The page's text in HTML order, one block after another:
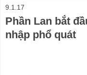
9.1.17
Phần Lan bắt
nhập phổ quát